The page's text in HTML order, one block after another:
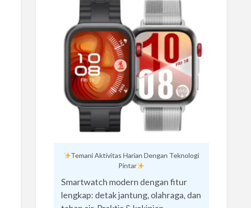
Temani Aktivitas Harian Dengan Teknologi
Pintar
Smartwatch modern dengan fitur
lengkap: detak jantung, olahraga, dan